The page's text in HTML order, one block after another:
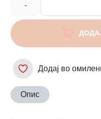
-
Додај во
Опис